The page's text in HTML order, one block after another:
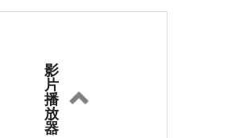
影
片
播
放
器